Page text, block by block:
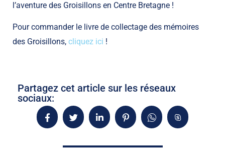
l’aventure des Groisillons en Centre Bretagne !
Pour commander le livre de collectage des mémoires
des Groisillons, cliquez ici !
Partagez cet article sur les réseaux
sociaux: